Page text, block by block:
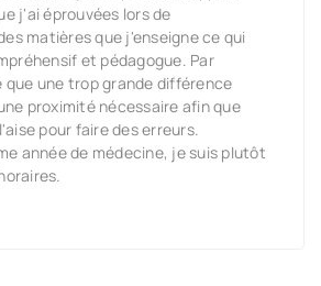
j'ai éprouvées lors de
matières que j'enseigne ce qui
et pédagogue. Par
que une trop grande différence
proximité nécessaire afin que
pour faire des erreurs.
année de médecine, je suis plutôt